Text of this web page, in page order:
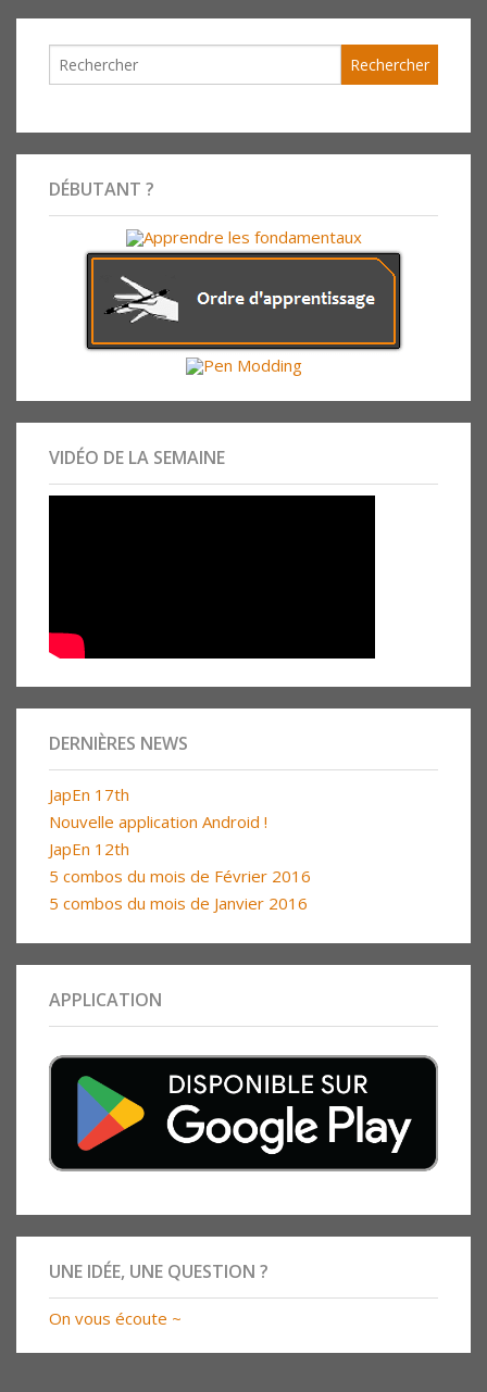
DÉBUTANT ?
VIDÉO DE LA SEMAINE
DERNIÈRES NEWS
JapEn 17th
Nouvelle application Android !
JapEn 12th
5 combos du mois de Février 2016
5 combos du mois de Janvier 2016
APPLICATION
UNE IDÉE, UNE QUESTION ?
On vous écoute ~